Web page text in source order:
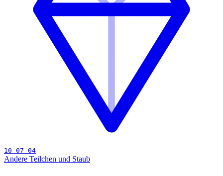
10 07 04
Andere Teilchen und Staub